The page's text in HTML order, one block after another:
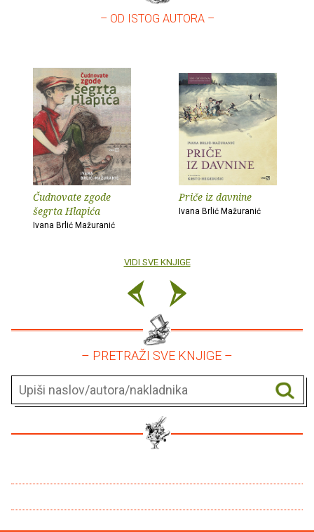
– OD ISTOG AUTORA –
Čudnovate zgode
šegrta Hlapića
Ivana Brlić Mažuranić
Priče iz davnine
Ivana Brlić Mažuranić
VIDI SVE KNJIGE
– PRETRAŽI SVE KNJIGE –